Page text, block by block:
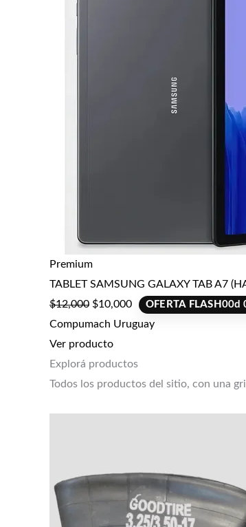
Premium
TABLET SAMSUNG GALAXY TAB A7
$12,000 $10,000 OFERTA FLASH 00d
Compumach Uruguay
Ver producto
Explorá productos
Todos los productos del sitio, con una